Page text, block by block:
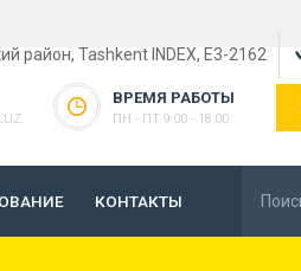
район, Tashkent INDEX, E3-2162
ВРЕМЯ РАБОТЫ
ПН - ПТ 9:00 - 18:00
КОНТАКТЫ